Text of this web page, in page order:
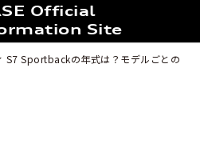
Official
Site
S7 Sportbackの年式は？モデルごとの